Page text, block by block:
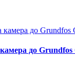
до Grundfos